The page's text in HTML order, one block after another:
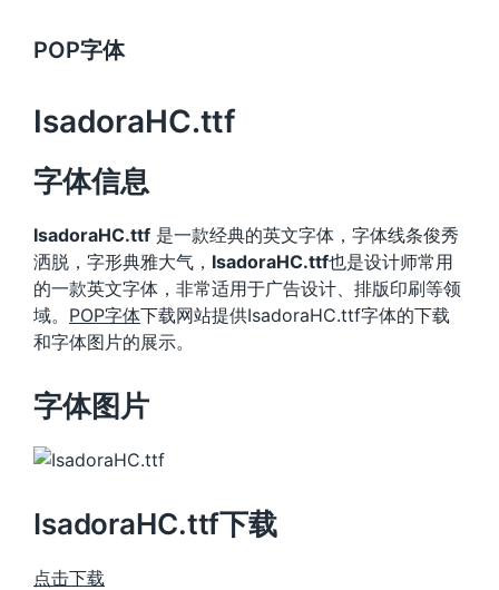
POP字体
IsadoraHC.ttf
字体信息
IsadoraHC.ttf 是一款经典的英文字体，字体线条俊秀
洒脱，字形典雅大气， IsadoraHC.ttf也是设计师常用
的一款英文字体，非常适用于广告设计、排版印刷等领
域。 POP字体下载网站提供IsadoraHC.ttf字体的下载
和字体图片的展示。
字体图片
IsadoraHC.ttf下载
点击下载